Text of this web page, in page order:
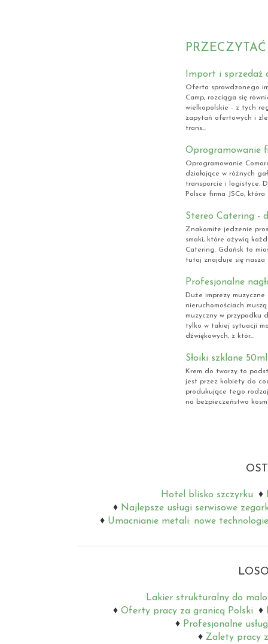
Import i sprzedaż
Oferta sprawdzonego
Camp, rozciąga się
wielkopolskie - z tych
zapytań ofertowych i
trans...
Oprogramowanie
Oprogramowanie
działające w różnych
transporcie i logistyce.
Polsce firma JSCo, która
Stereo Catering -
Znakomite jedzenie
smaki, które ożywią
Catering. Gdańsk to
tutaj znajduje się nasza
Profesjonalne
Duże imprezy
nieruchomościach
muzyczny w przypadku
tylko w takiej sytuacji
dźwiękowych, z któr...
Słoiki szklane
Krem do twarzy to
jest przez kobiety do
produkujące tego
na bezpieczeństwo
Hotel blisko szczyrku
Najlepsze usługi serwisowe
Umacnianie metali: nowe
Lakier strukturalny do
Oferty pracy za granicą Polski
Profesjonalne
Zalety pracy